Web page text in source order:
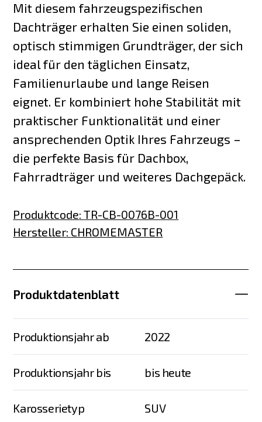
Mit diesem fahrzeugspezifischen
Dachträger erhalten Sie einen soliden,
optisch stimmigen Grundträger, der sich
ideal für den täglichen Einsatz,
Familienurlaube und lange Reisen
eignet. Er kombiniert hohe Stabilität mit
praktischer Funktionalität und einer
ansprechenden Optik Ihres Fahrzeugs –
die perfekte Basis für Dachbox,
Fahrradträger und weiteres Dachgepäck.
Produktcode:TR-CB-0076B-001
Hersteller: CHROMEMASTER
Produktdatenblatt
Produktionsjahr ab 2022
Produktionsjahr bis bis heute
Karosserietyp SUV